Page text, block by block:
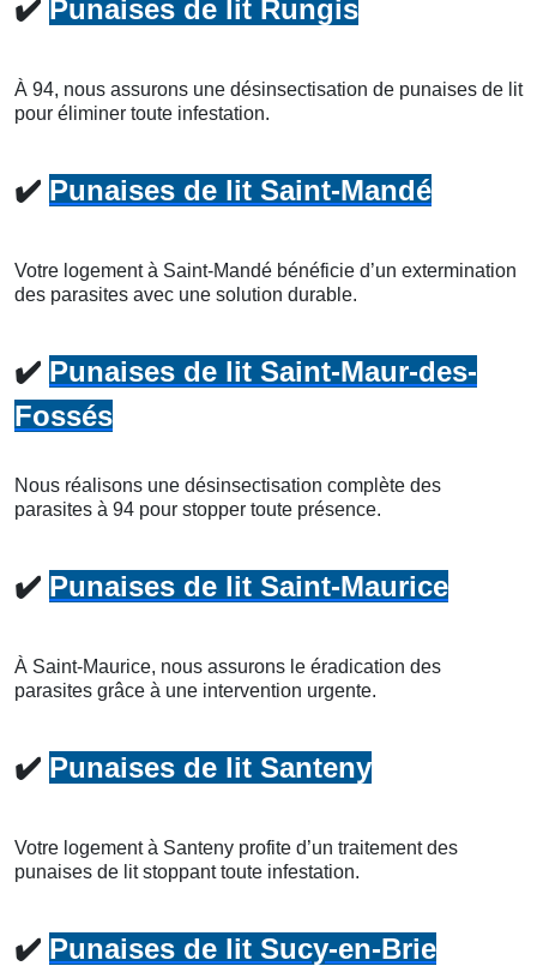
✔️ Punaises de lit Rungis
À 94, nous assurons une désinsectisation de punaises de lit
pour éliminer toute infestation.
✔️ Punaises de lit Saint-Mandé
Votre logement à Saint-Mandé bénéficie d’un extermination
des parasites avec une solution durable.
✔️ Punaises de lit Saint-Maur-des-
Fossés
Nous réalisons une désinsectisation complète des
parasites à 94 pour stopper toute présence.
✔️ Punaises de lit Saint-Maurice
À Saint-Maurice, nous assurons le éradication des
parasites grâce à une intervention urgente.
✔️ Punaises de lit Santeny
Votre logement à Santeny profite d’un traitement des
punaises de lit stoppant toute infestation.
✔️ Punaises de lit Sucy-en-Brie